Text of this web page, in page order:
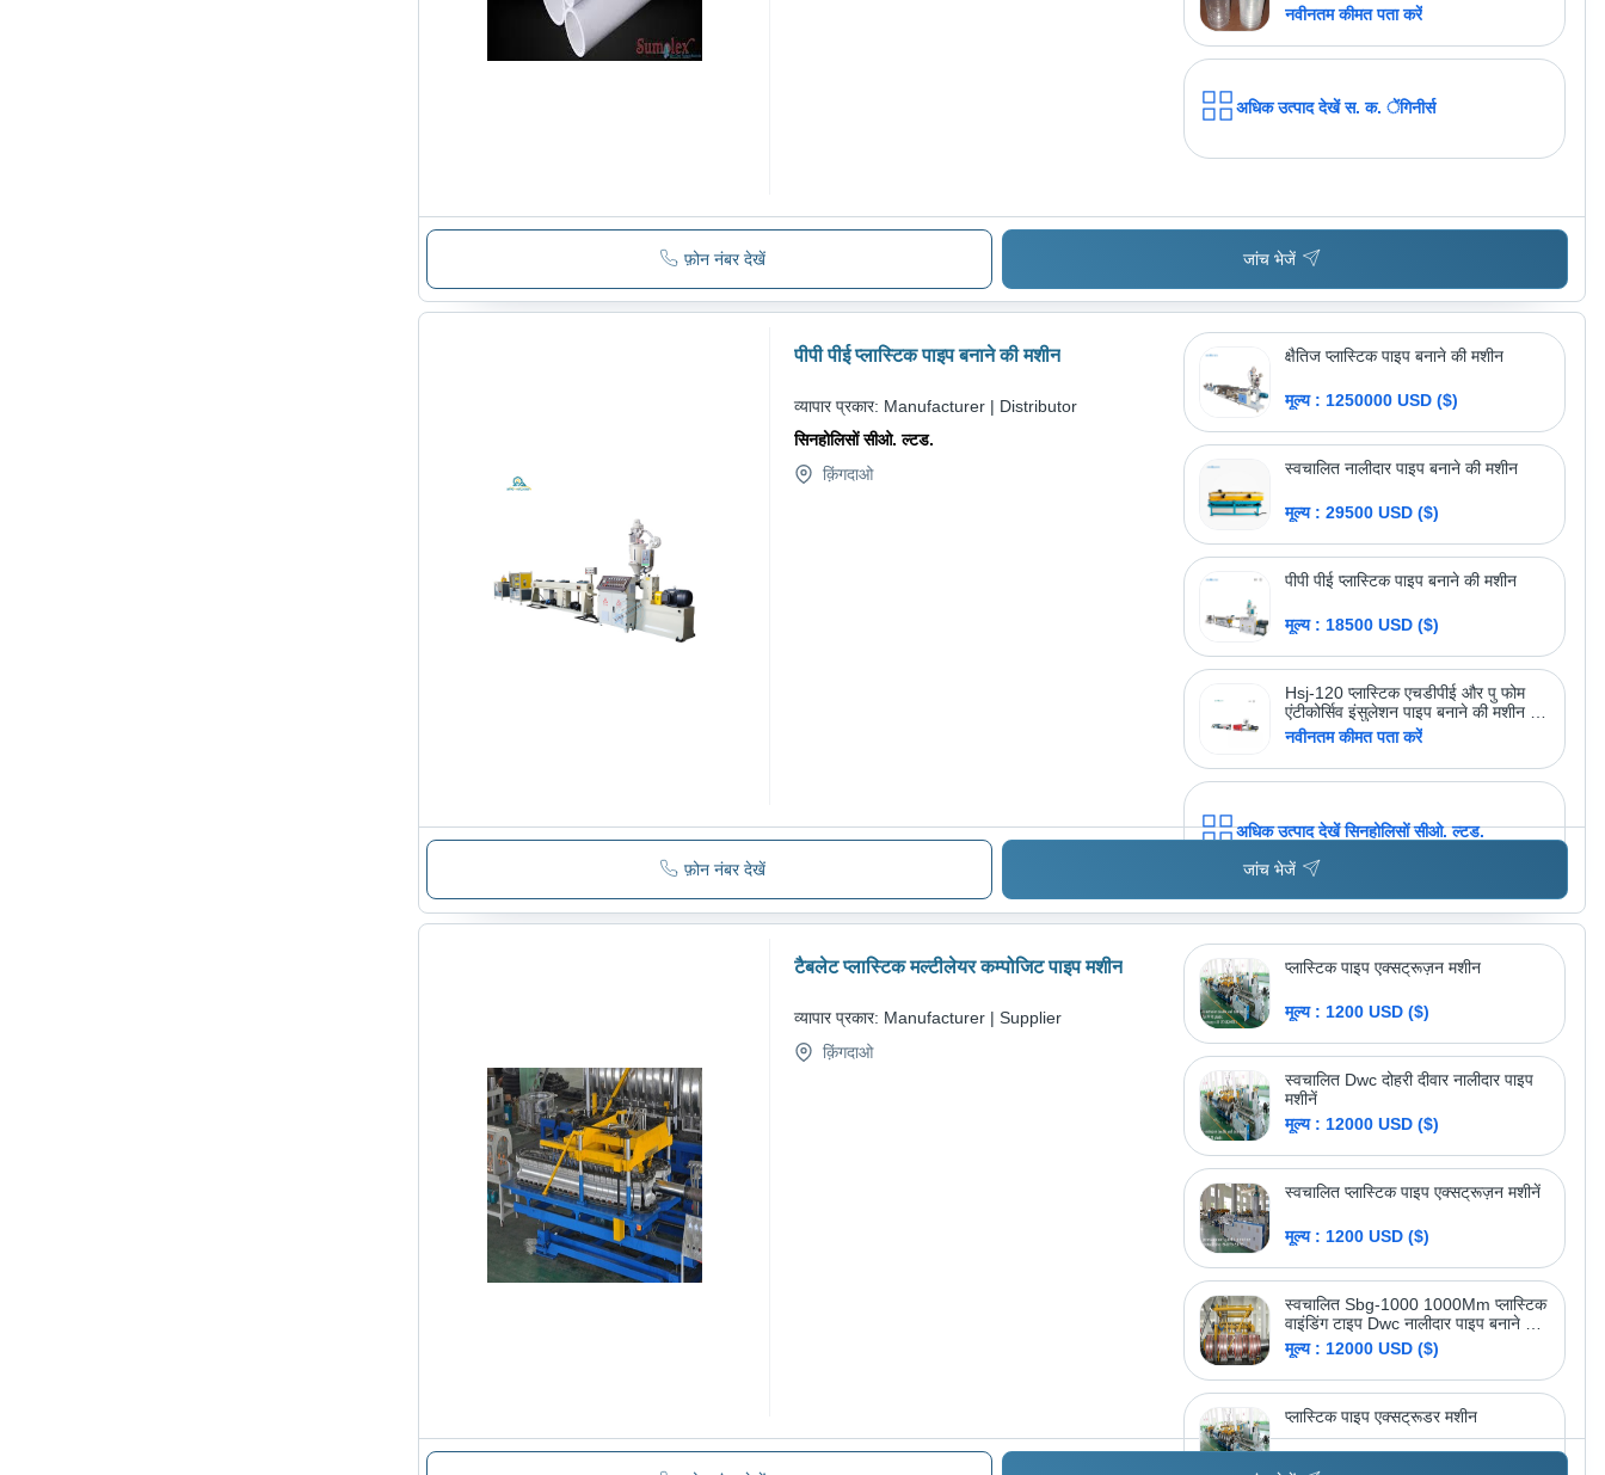
नवीनतम कीमत पता करें
अधिक उत्पाद देखें स. क. ेंगिनीर्स
फ़ोन नंबर देखें जांच भेजें
पीपी पीई प्लास्टिक पाइप बनाने की मशीन
व्यापार प्रकार: Manufacturer | Distributor
सिनहोलिसों सीओ. ल्टड.
क़िंगदाओ
क्षैतिज प्लास्टिक पाइप बनाने की मशीन
मूल्य : 1250000 USD ($)
स्वचालित नालीदार पाइप बनाने की मशीन
मूल्य : 29500 USD ($)
पीपी पीई प्लास्टिक पाइप बनाने की मशीन
मूल्य : 18500 USD ($)
Hsj-120 प्लास्टिक एचडीपीई और पु फोम
एंटीकोर्सिव इंसुलेशन पाइप बनाने की मशीन को
कस्टमाइज़ करें
नवीनतम कीमत पता करें
अधिक उत्पाद देखें सिनहोलिसों सीओ. ल्टड.
फ़ोन नंबर देखें जांच भेजें
टैबलेट प्लास्टिक मल्टीलेयर कम्पोजिट पाइप मशीन
व्यापार प्रकार: Manufacturer | Supplier
क़िंगदाओ
प्लास्टिक पाइप एक्सट्रूज़न मशीन
मूल्य : 1200 USD ($)
स्वचालित Dwc दोहरी दीवार नालीदार पाइप
मशीनें
मूल्य : 12000 USD ($)
स्वचालित प्लास्टिक पाइप एक्सट्रूज़न मशीनें
मूल्य : 1200 USD ($)
स्वचालित Sbg-1000 1000Mm प्लास्टिक
वाइंडिंग टाइप Dwc नालीदार पाइप बनाने की
मशीन
मूल्य : 12000 USD ($)
प्लास्टिक पाइप एक्सट्रूडर मशीन